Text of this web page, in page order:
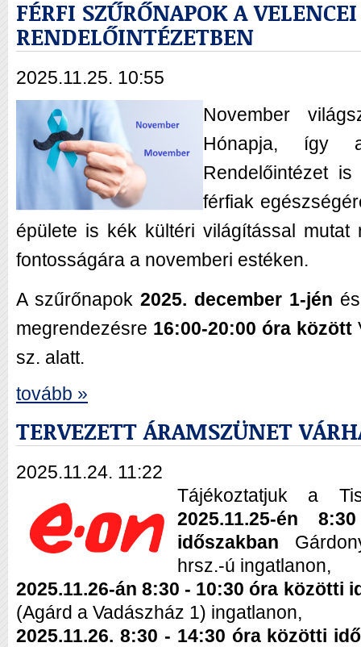
FÉRFI SZŰRŐNAPOK A
RENDELŐINTÉZETBEN
2025.11.25. 10:55
November
Hónapja, így
Rendelőintézet
férfiak
épülete is kék kültéri világítással mutat
fontosságára a novemberi estéken.
A szűrőnapok 2025. december 1-jén
megrendezésre 16:00-20:00 óra között
sz. alatt.
tovább »
TERVEZETT ÁRAMSZÜNET
2025.11.24. 11:22
Tájékoztatjuk a
2025.11.25-én
időszakban
hrsz.-ú ingatlanon,
2025.11.26-án 8:30 - 10:30 óra közötti
(Agárd a Vadászház 1) ingatlanon,
2025.11.26. 8:30 - 14:30 óra közötti